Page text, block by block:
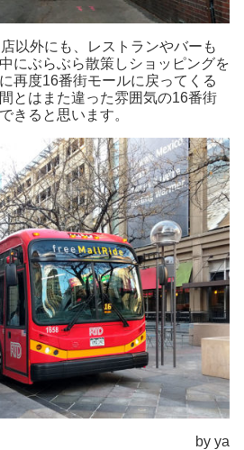
以外にも、レストランやバーも
にぶらぶら散策しショッピングを
再度16番街モールに戻ってくる
とはまた違った雰囲気の16番街
きると思います。
by ya